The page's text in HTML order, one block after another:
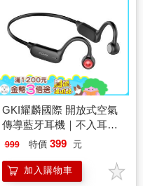
GKI耀麟國際 開放式空氣
傳導藍牙耳機｜不入耳運
動耳機｜通勤跑步適用 米
任選
999 特價 399 元
加入購物車